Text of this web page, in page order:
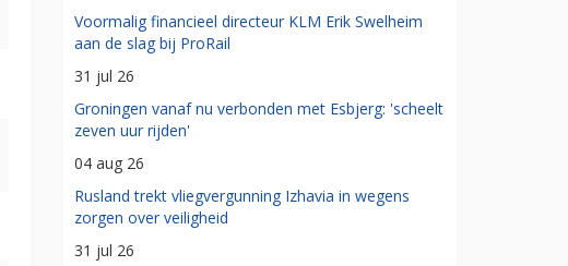
Voormalig financieel directeur KLM Erik Swelheim
aan de slag bij ProRail
31 jul 26
Groningen vanaf nu verbonden met Esbjerg: 'scheelt
zeven uur rijden'
04 aug 26
Rusland trekt vliegvergunning Izhavia in wegens
zorgen over veiligheid
31 jul 26